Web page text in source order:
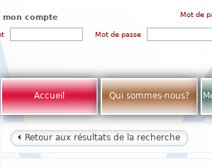
mon compte Mot de
Mot de passe
Accueil Qui sommes-nous?
Retour aux résultats de la recherche